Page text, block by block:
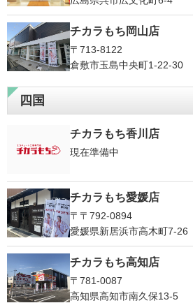
チカラもち岡山店
〒713-8122
倉敷市玉島中央町1-22-30
四国
チカラもち香川店
現在準備中
チカラもち愛媛店
〒〒792-0894
愛媛県新居浜市高木町7-26
チカラもち高知店
〒781-0087
高知県高知市南久保13-5